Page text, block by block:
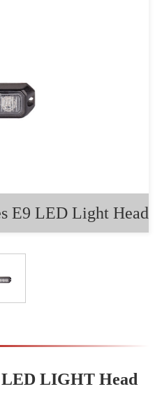
E9 LED Light Head
LED LIGHT Head